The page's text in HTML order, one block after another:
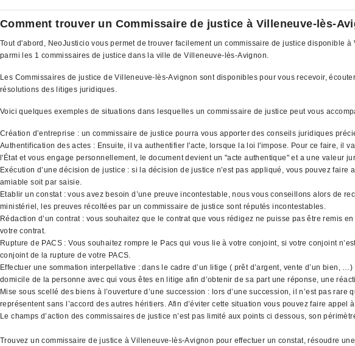
Comment trouver un Commissaire de justice à Villeneuve-lès-
Tout d'abord, NeoJusticio vous permet de trouver facilement un commissaire de justice
parmi les 1 commissaires de justice dans la ville de Villeneuve-lès-Avignon.
Les Commissaires de justice de Villeneuve-lès-Avignon sont disponibles pour vous recevoir,
résolutions des litiges juridiques.
Voici quelques exemples de situations dans lesquelles un commissaire de justice peut vous
Création d’entreprise : un commissaire de justice pourra vous apporter des conseils juridiques
Authentification des actes : Ensuite, il va authentifier l'acte, lorsque la loi l'impose. Pour ce faire, il
l'État et vous engage personnellement, le document devient un "acte authentique" et a une valeur
Exécution d’une décision de justice : si la décision de justice n’est pas appliqué, vous pouvez
amiable soit par saisie.
Etablir un constat : vous avez besoin d’une preuve incontestable, nous vous conseillons alors de
ministériel, les preuves récoltées par un commissaire de justice sont réputés incontestables.
Rédaction d’un contrat : vous souhaitez que le contrat que vous rédigez ne puisse pas être remis
votre contrat.
Rupture de PACS : Vous souhaitez rompre le Pacs qui vous lie à votre conjoint, si votre conjoint
conjoint de la rupture de votre PACS.
Effectuer une sommation interpellative : dans le cadre d’un litige ( prêt d’argent, vente d’un bien,
domicile de la personne avec qui vous êtes en litige afin d’obtenir de sa part une réponse, une
Mise sous scellé des biens à l’ouverture d’une succession : lors d’une succession, il n’est pas
représentent sans l’accord des autres héritiers. Afin d’éviter cette situation vous pouvez faire
Le champs d’action des commissaires de justice n’est pas limité aux points ci dessous, son
Trouvez un commissaire de justice à Villeneuve-lès-Avignon pour effectuer un constat, résoudre